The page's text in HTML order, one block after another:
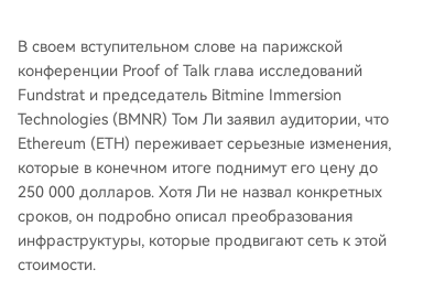
В своем вступительном слове на парижской
конференции Proof of Talk глава исследований
Fundstrat и председатель Bitmine Immersion
Technologies (BMNR) Том Ли заявил аудитории, что
Ethereum (ETH) переживает серьезные изменения,
которые в конечном итоге поднимут его цену до
250 000 долларов. Хотя Ли не назвал конкретных
сроков, он подробно описал преобразования
инфраструктуры, которые продвигают сеть к этой
стоимости.